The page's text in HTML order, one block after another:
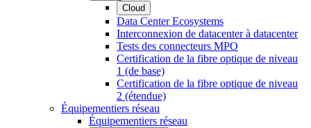
Cloud
Data Center Ecosystems
Interconnexion de datacenter à datacenter
Tests des connecteurs MPO
Certification de la fibre optique de niveau
1 (de base)
Certification de la fibre optique de niveau
2 (étendue)
Équipementiers réseau
Équipementiers réseau